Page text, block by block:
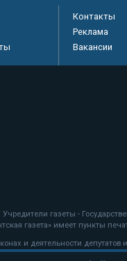
Контакты
Реклама
Вакансии
газеты -
газета» имеет пункты
и деятельности депутатов